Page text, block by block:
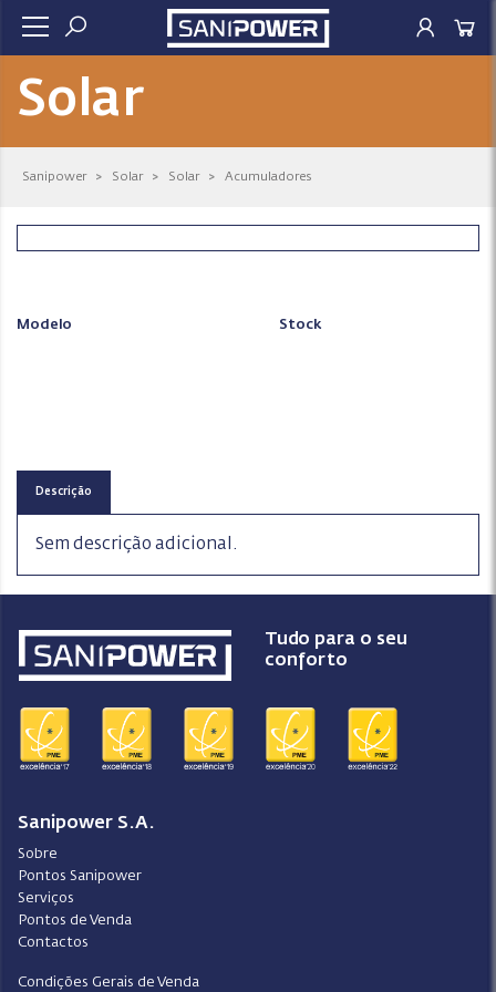
Solar
Sanipower > Solar > Solar > Acumuladores
Modelo Stock
Descrição
Sem descrição adicional.
Tudo para o seu
conforto
Sanipower S.A.
Sobre
Pontos Sanipower
Serviços
Pontos de Venda
Contactos
Condições Gerais de Venda